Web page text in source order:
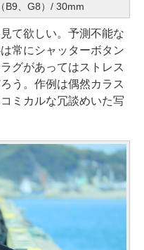
B9、G8）/ 30mm
て欲しい。予測不能な
常にシャッターボタン
グがあってはストレス
う。作例は偶然カラス
ミカルな冗談めいた写